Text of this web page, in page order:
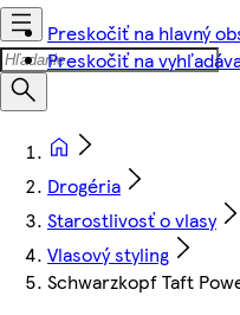
Preskočiť na hlavný
Preskočiť na
Drogéria
Starostlivosť o vlasy
Vlasový styling
Schwarzkopf Taft